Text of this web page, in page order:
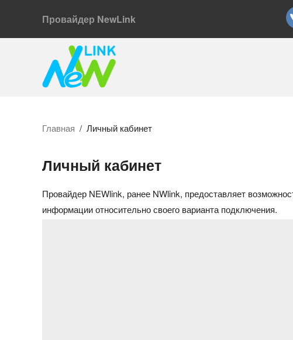
Провайдер NewLink
Главная Личный кабинет
Личный кабинет
Провайдер NEWlink, ранее NWlink, предоставляет
информации относительно своего варианта подключения.